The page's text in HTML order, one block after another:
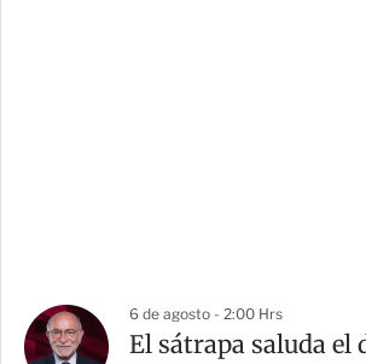
6 de agosto - 2:00 Hrs
El sátrapa saluda el